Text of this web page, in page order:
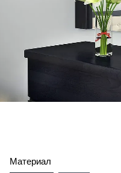
Материал